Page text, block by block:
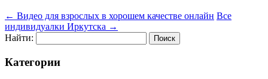
← Видео для взрослых в хорошем качестве онлайн Все
индивидуалки Иркутска →
Найти:
Категории